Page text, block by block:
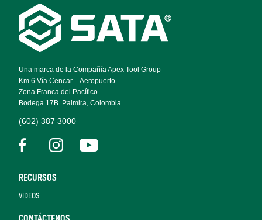
Footer
Navigation
Una marca de la Compañía Apex Tool Group
Km 6 Vía Cencar – Aeropuerto
Zona Franca del Pacífico
Bodega 17B. Palmira, Colombia
(602) 387 3000
RECURSOS
VIDEOS